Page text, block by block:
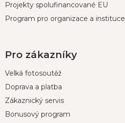
Projekty spolufinancované EU
Program pro organizace a instituce
Pro zákazníky
Velká fotosoutěž
Doprava a platba
Zákaznický servis
Bonusový program